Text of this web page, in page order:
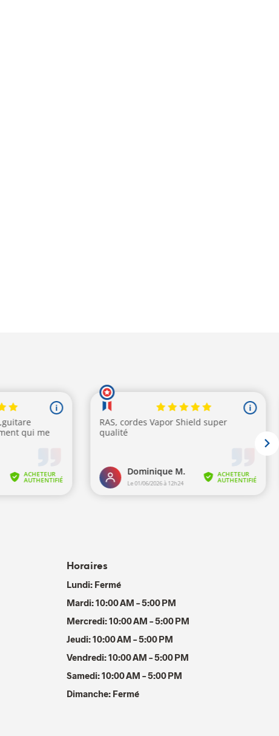
Horaires
Lundi: Fermé
Mardi: 10:00 AM – 5:00 PM
Mercredi: 10:00 AM – 5:00 PM
Jeudi: 10:00 AM – 5:00 PM
Vendredi: 10:00 AM – 5:00 PM
Samedi: 10:00 AM – 5:00 PM
Dimanche: Fermé